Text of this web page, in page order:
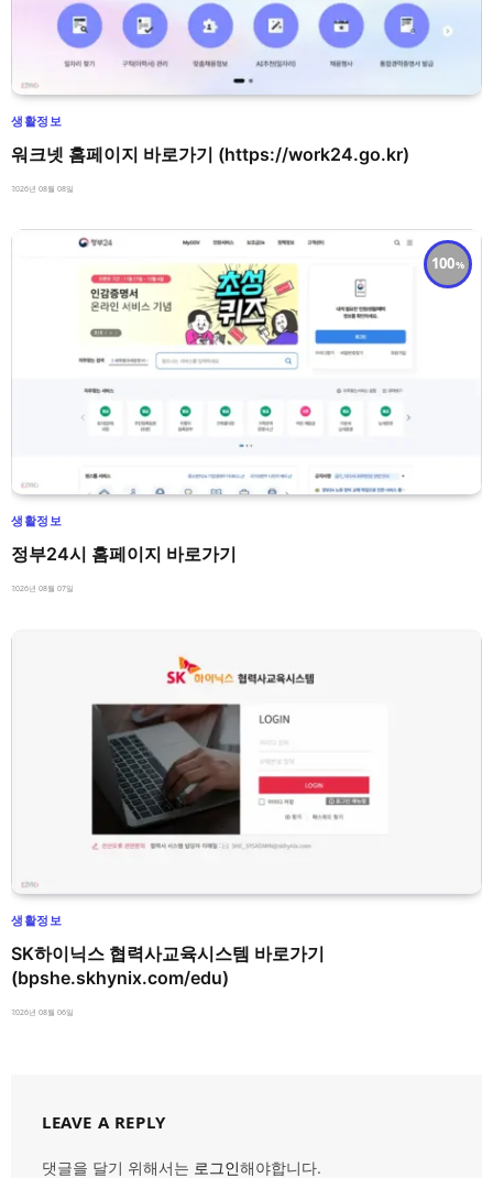
생활정보
워크넷 홈페이지 바로가기 (https://work24.go.kr)
2026년 08월 08일
100
생활정보
정부24시 홈페이지 바로가기
2026년 08월 07일
생활정보
SK하이닉스 협력사교육시스템 바로가기
(bpshe.skhynix.com/edu)
2026년 08월 06일
LEAVE A REPLY
댓글을 달기 위해서는 로그인해야합니다.